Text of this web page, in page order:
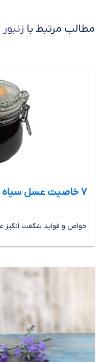
مطالب مرتبط با
7 خاصیت عسل سیاه دانه
خواص و فواید شگفت انگیز